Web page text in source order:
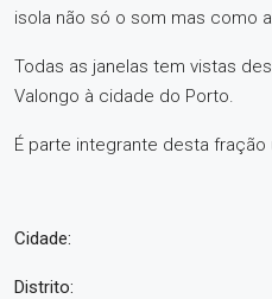
isola não só o som mas como
Todas as janelas tem vistas
Valongo à cidade do Porto.
É parte integrante desta fração
Cidade:
Distrito: